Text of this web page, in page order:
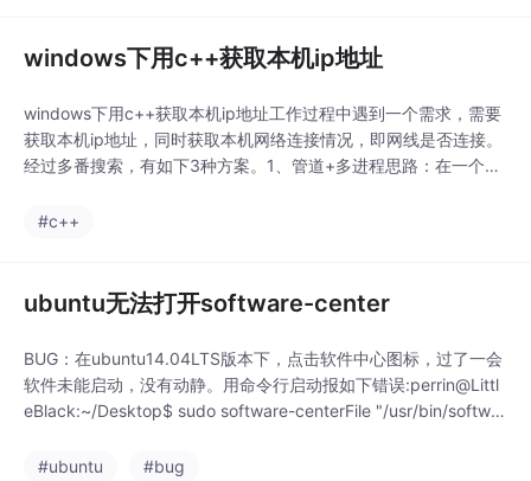
windows下用c++获取本机ip地址
windows下用c++获取本机ip地址工作过程中遇到一个需求，需要
获取本机ip地址，同时获取本机网络连接情况，即网线是否连接。
经过多番搜索，有如下3种方案。1、管道+多进程思路：在一个c
H#define CMDEXC_H#include <string>class CmdExc{public:C
#c++
ubuntu无法打开software-center
BUG：在ubuntu14.04LTS版本下，点击软件中心图标，过了一会
软件未能启动，没有动静。用命令行启动报如下错误:perrin@Littl
eBlack:~/Desktop$ sudo software-centerFile "/usr/bin/softwar
#ubuntu
#bug